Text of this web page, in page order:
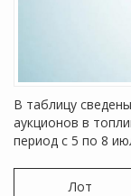
В таблицу
аукционов в
период с 5 по 8
Лот